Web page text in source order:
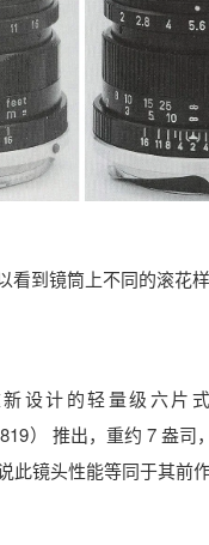
看到镜筒上不同的滚花
设计的轻量级六片
） 推出，重约 7 盎司
此镜头性能等同于其前作